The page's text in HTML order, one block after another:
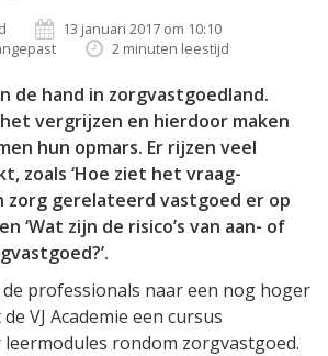
13 januari 2017 om 10:10
2 minuten leestijd
de hand in zorgvastgoedland.
vergrijzen en hierdoor maken
hun opmars. Er rijzen veel
zoals ‘Hoe ziet het vraag-
zorg gerelateerd vastgoed er op
‘Wat zijn de risico’s van aan- of
de professionals naar een nog hoger
VJ Academie een cursus
rondom zorgvastgoed.